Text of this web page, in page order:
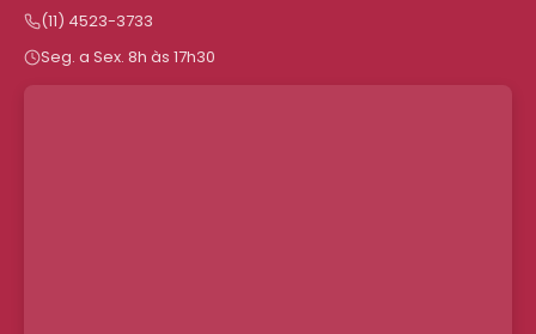
(11) 4523-3733
Seg. a Sex. 8h às 17h30